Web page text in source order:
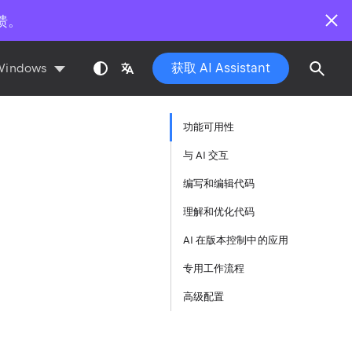
获取 AI Assistant
功能可用性
与 AI 交互
编写和编辑代码
理解和优化代码
AI 在版本控制中的应用
专用工作流程
高级配置